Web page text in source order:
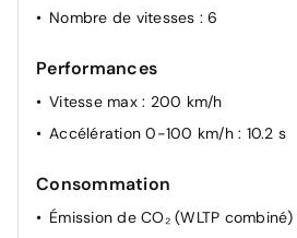
Nombre de vitesses : 6
Performances
Vitesse max : 200 km/h
Accélération 0-100 km/h : 10.2 s
Consommation
Émission de CO₂ (WLTP combiné)